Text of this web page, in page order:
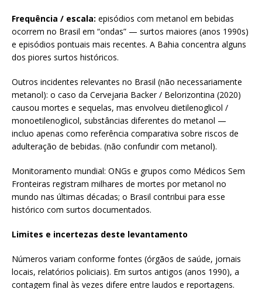
Frequência / escala: episódios com metanol em bebidas
ocorrem no Brasil em “ondas” — surtos maiores (anos 1990s)
e episódios pontuais mais recentes. A Bahia concentra alguns
dos piores surtos históricos.
Outros incidentes relevantes no Brasil (não necessariamente
metanol): o caso da Cervejaria Backer / Belorizontina (2020)
causou mortes e sequelas, mas envolveu dietilenoglicol /
monoetilenoglicol, substâncias diferentes do metanol —
incluo apenas como referência comparativa sobre riscos de
adulteração de bebidas. (não confundir com metanol).
Monitoramento mundial: ONGs e grupos como Médicos Sem
Fronteiras registram milhares de mortes por metanol no
mundo nas últimas décadas; o Brasil contribui para esse
histórico com surtos documentados.
Limites e incertezas deste levantamento
Números variam conforme fontes (órgãos de saúde, jornais
locais, relatórios policiais). Em surtos antigos (anos 1990), a
contagem final às vezes difere entre laudos e reportagens.